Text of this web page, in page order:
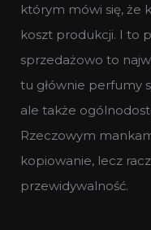
którym mówi się, że
koszt produkcji. I to
sprzedażowo to
tu głównie perfumy
ale także
Rzeczowym
kopiowanie, lecz
przewidywalność.